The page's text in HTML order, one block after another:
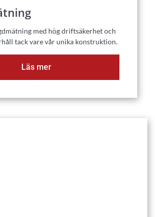
med hög driftsäkerhet och
tack vare vår unika konstruktion.
Läs mer